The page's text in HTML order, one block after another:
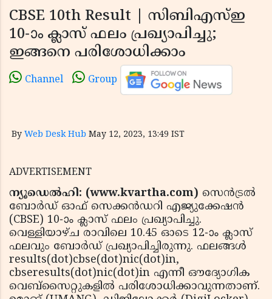
CBSE 10th Result | സിബിഎസ്ഇ
10-ാം ക്ലാസ് ഫലം പ്രഖ്യാപിച്ചു;
ഇങ്ങനെ പരിശോധിക്കാം
Channel Group
By Web Desk Hub May 12, 2023, 13:49 IST
ADVERTISEMENT
ന്യൂഡെല്‍ഹി: (www.kvartha.com) സെന്‍ട്രല്‍
ബോര്‍ഡ് ഓഫ് സെക്കന്‍ഡറി എജ്യുക്കേഷന്‍
(CBSE) 10-ാം ക്ലാസ് ഫലം പ്രഖ്യാപിച്ചു.
വെള്ളിയാഴ്ച രാവിലെ 10.45 ഓടെ 12-ാം ക്ലാസ്
ഫലവും ബോര്‍ഡ് പ്രഖ്യാപിച്ചിരുന്നു. ഫലങ്ങള്‍
results(dot)cbse(dot)nic(dot)in,
cbseresults(dot)nic(dot)in എന്നീ ഔദ്യോഗിക
വെബ്സൈറ്റുകളില്‍ പരിശോധിക്കാവുന്നതാണ്.